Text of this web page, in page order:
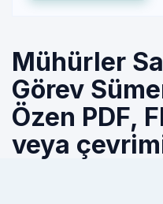
Mühürler
Görev
Özen PDF,
veya